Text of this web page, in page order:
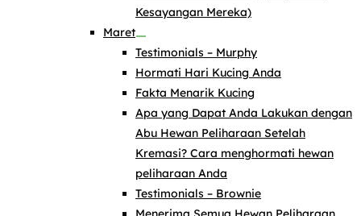
Kesayangan Mereka)
Maret
Testimonials – Murphy
Hormati Hari Kucing Anda
Fakta Menarik Kucing
Apa yang Dapat Anda Lakukan dengan
Abu Hewan Peliharaan Setelah
Kremasi? Cara menghormati hewan
peliharaan Anda
Testimonials – Brownie